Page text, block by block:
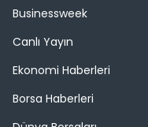
Businessweek
Canlı Yayın
Ekonomi Haberleri
Borsa Haberleri